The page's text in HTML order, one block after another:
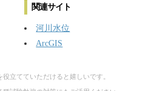
関連サイト
河川水位
ArcGIS
立てていただけると嬉しいです。